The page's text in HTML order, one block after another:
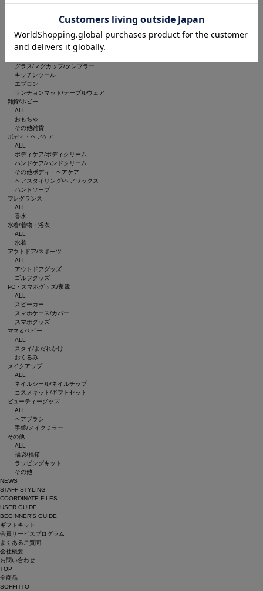
ルームフレグランス/お香
収納グッズ
食器/キッチン
ALL
グラス/マグカップ/タンブラー
キッチンツール
エプロン
ランチョンマット/テーブルウェア
雑貨/ホビー
ALL
おもちゃ
その他雑貨
ボディ・ヘアケア
ALL
ボディケア/ボディクリーム
ハンドケア/ハンドクリーム
その他ボディ・ヘアケア
ヘアスタイリング/ヘアワックス
ハンドソープ
フレグランス
ALL
香水
水着/着物・浴衣
ALL
水着
アウトドア/スポーツ
ALL
アウトドアグッズ
ゴルフグッズ
PC・スマホグッズ/家電
ALL
スピーカー
スマホケース/カバー
スマホグッズ
ママ＆ベビー
ALL
スタイ/よだれかけ
おくるみ
メイクアップ
ALL
ネイルシール/ネイルチップ
コスメキット/ギフトセット
ビューティーグッズ
ALL
ヘアブラシ
手鏡/メイクミラー
その他
ALL
福袋/福箱
ラッピングキット
その他
NEWS
STAFF STYLING
COORDINATE FILES
USER GUIDE
BEGINNER’S GUIDE
ギフトキット
会員サービスプログラム
よくあるご質問
会社概要
お問い合わせ
TOP
全商品
SOFFITTO